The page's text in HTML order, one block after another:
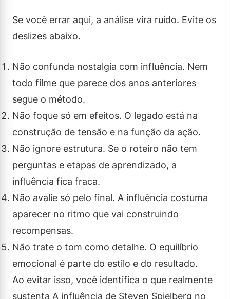
Se você errar aqui, a análise vira ruído. Evite os
deslizes abaixo.
Não confunda nostalgia com influência. Nem
todo filme que parece dos anos anteriores
segue o método.
Não foque só em efeitos. O legado está na
construção de tensão e na função da ação.
Não ignore estrutura. Se o roteiro não tem
perguntas e etapas de aprendizado, a
influência fica fraca.
Não avalie só pelo final. A influência costuma
aparecer no ritmo que vai construindo
recompensas.
Não trate o tom como detalhe. O equilíbrio
emocional é parte do estilo e do resultado.
Ao evitar isso, você identifica o que realmente
sustenta A influência de Steven Spielberg no